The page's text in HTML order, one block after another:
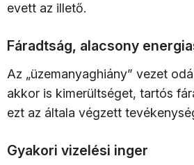
evett az illető.
Fáradtság, alacsony
Az „üzemanyaghiány” vezet
akkor is kimerültséget, tartós
ezt az általa végzett
Gyakori vizelési inger